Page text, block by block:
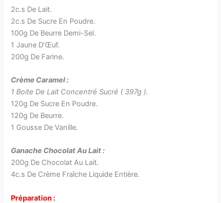
2c.s De Lait.
2c.s De Sucre En Poudre.
100g De Beurre Demi-Sel.
1 Jaune D’Œuf.
200g De Farine.
Crème Caramel :
1 Boite De Lait Concentré Sucré ( 397g ).
120g De Sucre En Poudre.
120g De Beurre.
1 Gousse De Vanille.
Ganache Chocolat Au Lait :
200g De Chocolat Au Lait.
4c.s De Crème Fraîche Liquide Entière.
Préparation :